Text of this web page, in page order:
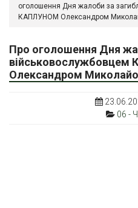
оголошення Дня жалоби за
КАПЛУНОМ Олександром
Про оголошення Дня
Олександром
06 -